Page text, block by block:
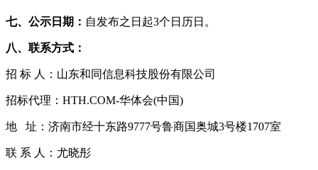
七、 公示日期： 自发布之日起3个日历日。
八、联系方式：
招 标 人：山东和同信息科技股份有限公司
招标代理：HTH.COM-华体会(中国)
地 址：济南市经十东路9777号鲁商国奥城3号楼1707室
联 系 人：尤晓彤